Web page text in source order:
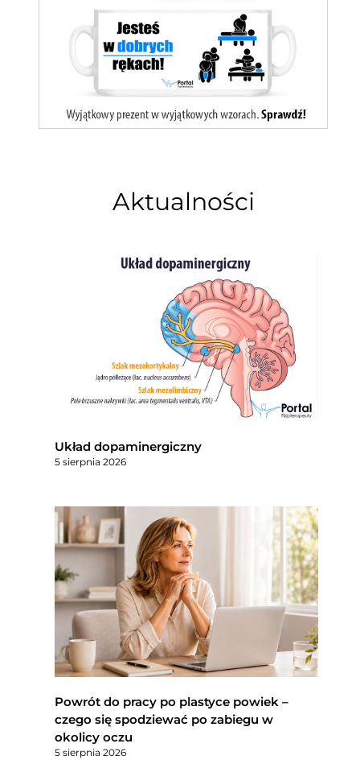
Aktualności
Układ dopaminergiczny
5 sierpnia 2026
Powrót do pracy po plastyce powiek –
czego się spodziewać po zabiegu w
okolicy oczu
5 sierpnia 2026